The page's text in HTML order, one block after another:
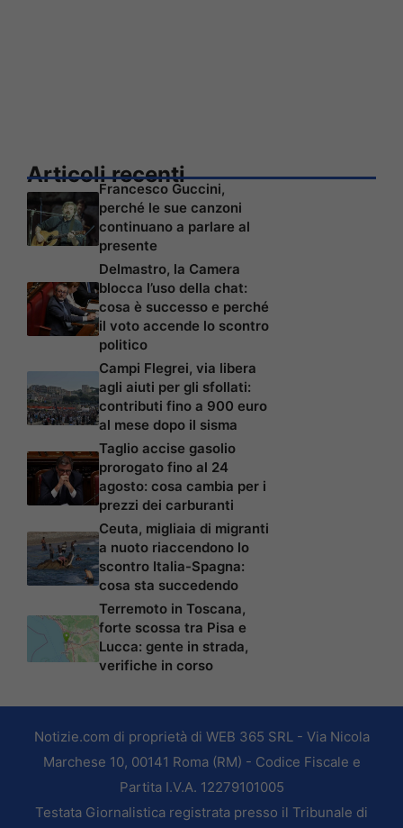
Articoli recenti
Francesco Guccini,
perché le sue canzoni
continuano a parlare al
presente
Delmastro, la Camera
blocca l’uso della chat:
cosa è successo e perché
il voto accende lo scontro
politico
Campi Flegrei, via libera
agli aiuti per gli sfollati:
contributi fino a 900 euro
al mese dopo il sisma
Taglio accise gasolio
prorogato fino al 24
agosto: cosa cambia per i
prezzi dei carburanti
Ceuta, migliaia di migranti
a nuoto riaccendono lo
scontro Italia-Spagna:
cosa sta succedendo
Terremoto in Toscana,
forte scossa tra Pisa e
Lucca: gente in strada,
verifiche in corso
Notizie.com di proprietà di WEB 365 SRL - Via Nicola
Marchese 10, 00141 Roma (RM) - Codice Fiscale e
Partita I.V.A. 12279101005
Testata Giornalistica registrata presso il Tribunale di